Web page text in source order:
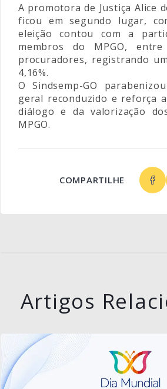
A promotora de Justiça Alice
ficou em segundo lugar,
eleição contou com a
membros do MPGO,
procuradores, registrando
4,16%.
O Sindsemp-GO
geral reconduzido e reforça
diálogo e da valorização
MPGO.
COMPARTILHE
Artigos